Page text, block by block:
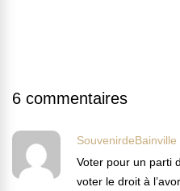
6 commentaires
SouvenirdeBainville
Voter pour un parti
voter le droit à